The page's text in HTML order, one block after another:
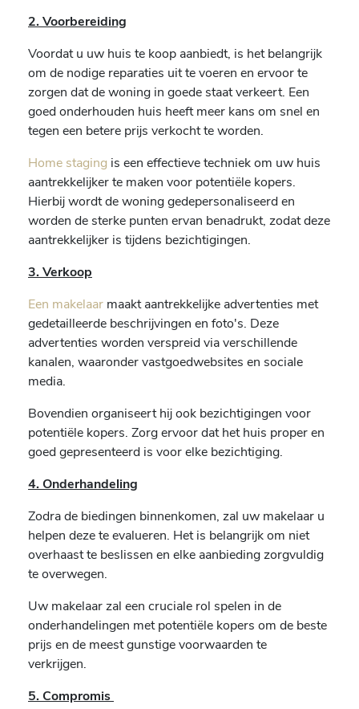
2. Voorbereiding
Voordat u uw huis te koop aanbiedt, is het belangrijk
om de nodige reparaties uit te voeren en ervoor te
zorgen dat de woning in goede staat verkeert. Een
goed onderhouden huis heeft meer kans om snel en
tegen een betere prijs verkocht te worden.
Home staging is een effectieve techniek om uw huis
aantrekkelijker te maken voor potentiële kopers.
Hierbij wordt de woning gedepersonaliseerd en
worden de sterke punten ervan benadrukt, zodat deze
aantrekkelijker is tijdens bezichtigingen.
3. Verkoop
Een makelaar maakt aantrekkelijke advertenties met
gedetailleerde beschrijvingen en foto's. Deze
advertenties worden verspreid via verschillende
kanalen, waaronder vastgoedwebsites en sociale
media.
Bovendien organiseert hij ook bezichtigingen voor
potentiële kopers. Zorg ervoor dat het huis proper en
goed gepresenteerd is voor elke bezichtiging.
4. Onderhandeling
Zodra de biedingen binnenkomen, zal uw makelaar u
helpen deze te evalueren. Het is belangrijk om niet
overhaast te beslissen en elke aanbieding zorgvuldig
te overwegen.
Uw makelaar zal een cruciale rol spelen in de
onderhandelingen met potentiële kopers om de beste
prijs en de meest gunstige voorwaarden te
verkrijgen.
5. Compromis